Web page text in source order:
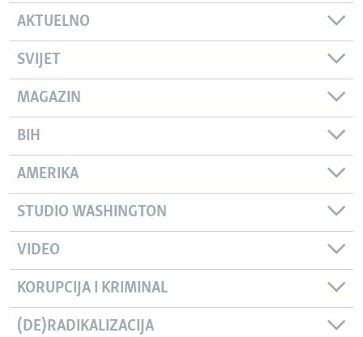
AKTUELNO
SVIJET
MAGAZIN
BIH
AMERIKA
STUDIO WASHINGTON
VIDEO
KORUPCIJA I KRIMINAL
(DE)RADIKALIZACIJA